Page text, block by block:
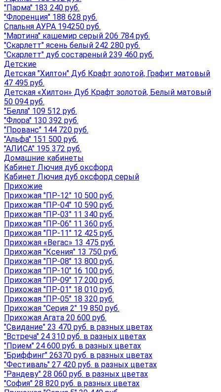
"Парма" 183 240 руб.
"Флоренция" 188 628 руб.
Спальня АУРА 194250 руб.
"Мартина" кашемир серый 206 784 руб.
"Скарлетт" ясень белый 242 280 руб.
"Скарлетт" дуб состареный 239 460 руб.
Детские
Детская "Хилтон" Дуб Крафт золотой, Графит матовый
47 495 руб.
Детская «Хилтон» Дуб Крафт золотой, Белый матовый
50 094 руб.
"Белла" 109 512 руб.
"Флора" 130 392 руб.
"Прованс" 144 720 руб.
"Альфа" 151 500 руб.
"АЛИСА" 195 372 руб.
Домашние кабинеты
Кабинет Лючия дуб оксфорд
Кабинет Лючия дуб оксфорд серый
Прихожие
Прихожая "ПР-12" 10 500 руб.
Прихожая "ПР-04" 10 590 руб.
Прихожая "ПР-03" 11 340 руб.
Прихожая "ПР-06" 11 360 руб.
Прихожая "ПР-11" 12 425 руб.
Прихожая «Вегас» 13 475 руб.
Прихожая "Ксения" 13 750 руб.
Прихожая "ПР-08" 13 800 руб.
Прихожая "ПР-10" 16 100 руб.
Прихожая "ПР-09" 17 200 руб.
Прихожая "ПР-01" 18 010 руб.
Прихожая "ПР-05" 18 320 руб.
Прихожая "Серия 2" 19 850 руб.
Прихожая Агата 20 600 руб.
"Свидание" 23 470 руб. в разных цветах
"Встреча" 24 310 руб. в разных цветах
"Прием" 24 600 руб. в разных цветах
"Бриффинг" 26370 руб. в разных цветах
"Фестиваль" 27 420 руб. в разных цветах
"Рандеву" 28 060 руб. в разных цветах
"София" 28 820 руб. в разных цветах